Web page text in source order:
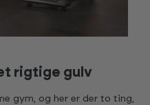
rigtige gulv
gym, og her er der to ting,